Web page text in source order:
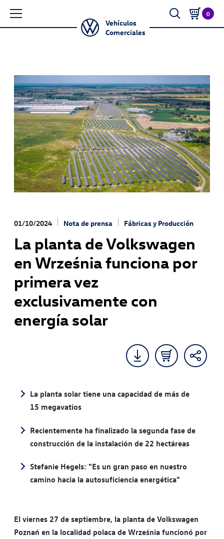
0
Vehículos
Comerciales
01/10/2024 Nota de prensa Fábricas y Producción
La planta de Volkswagen
en Września funciona por
primera vez
exclusivamente con
energía solar
La planta solar tiene una capacidad de más de
15 megavatios
Recientemente ha finalizado la segunda fase de
construcción de la instalación de 22 hectáreas
Stefanie Hegels: "Es un gran paso en nuestro
camino hacia la autosuficiencia energética"
El viernes 27 de septiembre, la planta de Volkswagen
Poznań en la localidad polaca de Września funcionó por